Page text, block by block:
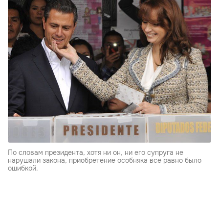
По словам президента, хотя ни он, ни его супруга не
нарушали закона, приобретение особняка все равно было
ошибкой.